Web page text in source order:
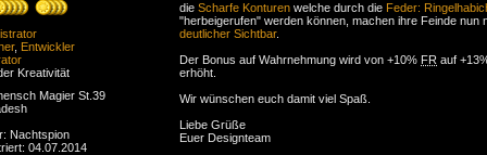
, Entwickler
Kreativität
Magier St.39
Nachtspion
04.07.2014
die Scharfe Konturen welche durch die Feder:
"herbeigerufen" werden können, machen ihre Feinde nun
deutlicher Sichtbar.
Der Bonus auf Wahrnehmung wird von +10% FR auf
erhöht.
Wir wünschen euch damit viel Spaß.
Liebe Grüße
Euer Designteam